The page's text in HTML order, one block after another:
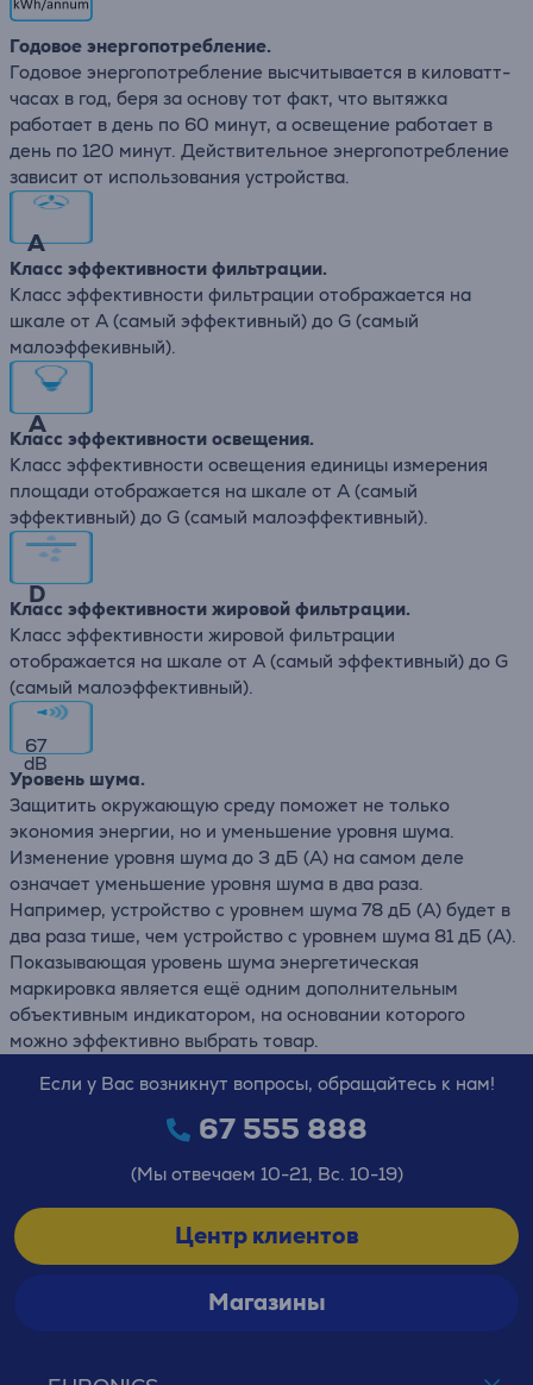
Годовое энергопотребление.
Годовое энергопотребление высчитывается в киловатт-
часах в год, беря за основу тот факт, что вытяжка
работает в день по 60 минут, а освещение работает в
день по 120 минут. Действительное энергопотребление
зависит от использования устройства.
A
Класс эффективности фильтрации.
Класс эффективности фильтрации отображается на
шкале от А (самый эффективный) до G (самый
малоэффекивный).
A
Класс эффективности освещения.
Класс эффективности освещения единицы измерения
площади отображается на шкале от А (самый
эффективный) до G (самый малоэффективный).
D
Класс эффективности жировой фильтрации.
Класс эффективности жировой фильтрации
отображается на шкале от А (самый эффективный) до G
(самый малоэффективный).
67
dB
Уровень шума.
Защитить окружающую среду поможет не только
экономия энергии, но и уменьшение уровня шума.
Изменение уровня шума до 3 дБ (А) на самом деле
означает уменьшение уровня шума в два раза.
Например, устройство с уровнем шума 78 дБ (А) будет в
два раза тише, чем устройство с уровнем шума 81 дБ (А).
Показывающая уровень шума энергетическая
маркировка является ещё одним дополнительным
объективным индикатором, на основании которого
можно эффективно выбрать товар.
Если у Вас возникнут вопросы, обращайтесь к нам!
67 555 888
(Мы отвечаем 10-21, Вс. 10-19)
Центр клиентов
Магазины